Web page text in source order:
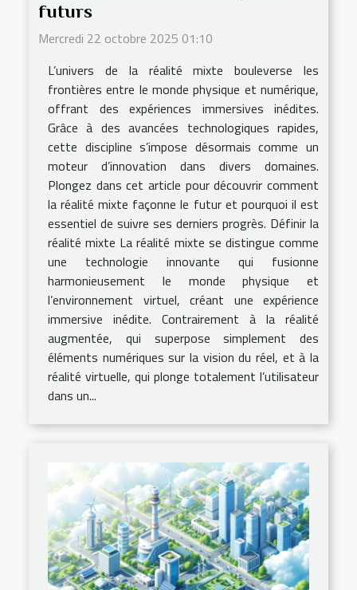
futurs
Mercredi 22 octobre 2025 01:10
L’univers de la réalité mixte bouleverse les
frontières entre le monde physique et numérique,
offrant des expériences immersives inédites.
Grâce à des avancées technologiques rapides,
cette discipline s’impose désormais comme un
moteur d’innovation dans divers domaines.
Plongez dans cet article pour découvrir comment
la réalité mixte façonne le futur et pourquoi il est
essentiel de suivre ses derniers progrès. Définir la
réalité mixte La réalité mixte se distingue comme
une technologie innovante qui fusionne
harmonieusement le monde physique et
l’environnement virtuel, créant une expérience
immersive inédite. Contrairement à la réalité
augmentée, qui superpose simplement des
éléments numériques sur la vision du réel, et à la
réalité virtuelle, qui plonge totalement l’utilisateur
dans un...